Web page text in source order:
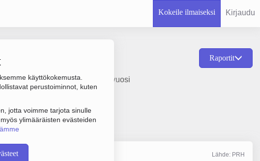
Kokeile ilmaiseksi Kirjaudu
käyttökokemusta.
perustoiminnot, kuten
jotta voimme tarjota sinulle
ylimääräisten evästeiden
Raportit
perustamisvuosi
Lähde: PRH